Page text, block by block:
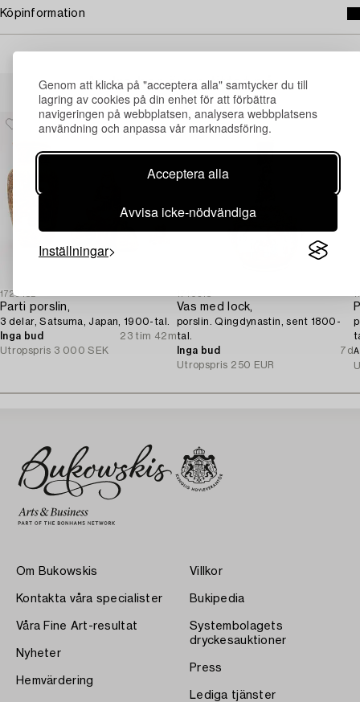
Genom att klicka på "acceptera alla" samtycker du till
lagring av cookies på din enhet för att förbättra
navigeringen på webbplatsen, analysera webbplatsens
användning och anpassa vår marknadsföring.
Acceptera alla
Avvisa icke-nödvändiga
Inställningar
Köpinformation
Andra har även tittat på
1729482
Parti porslin,
3 delar, Satsuma, Japan, 1900-tal.
Inga bud
23 tim 42m
Utropspris 3 000 SEK
1710518
Vas med lock,
porslin. Qingdynastin, sent 1800-
tal.
Inga bud
7d
Utropspris 250 EUR
Om Bukowskis
Kontakta våra specialister
Våra Fine Art-resultat
Nyheter
Hemvärdering
Villkor
Bukipedia
Systembolagets
dryckesauktioner
Press
Lediga tjänster